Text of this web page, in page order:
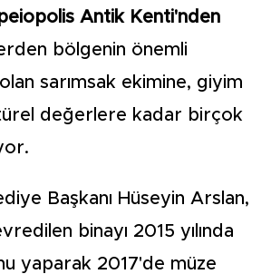
Antik Kenti'nden
bölgenin önemli
sarımsak ekimine, giyim
değerlere kadar birçok
Başkanı Hüseyin Arslan,
binayı 2015 yılında
yaparak 2017'de müze